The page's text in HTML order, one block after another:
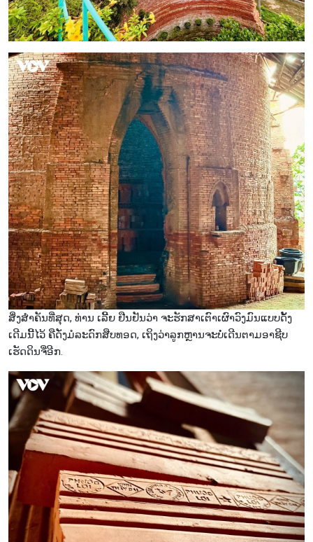
ສິ່ງສຳຄັນທີ່ສຸດ, ທ່ານ ເລີ້ຍ ຢືນຢັນວ່າ ຈະຮັກສາເຕົາເຜົາວົງມົນແບບດັ້ງ
ເດີມນີ້ໄວ້ ຄືດັ່ງມໍລະດົກສືບທອດ, ເຖິງວ່າລູກຫຼານຈະບໍ່ເດີນຕາມອາຊີບ
ເຮັດດິນຈີ່ອີກ.